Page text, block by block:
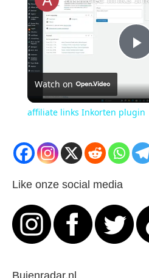
P
l
y
V
i
Watch on
affiliate links Inkorten plugin
Like onze social media